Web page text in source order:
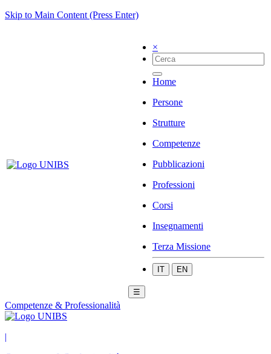
Skip to Main Content (Press Enter)
×
Home
Persone
Strutture
Competenze
Pubblicazioni
Professioni
Corsi
Insegnamenti
Terza Missione
IT EN
☰
Competenze & Professionalità
|